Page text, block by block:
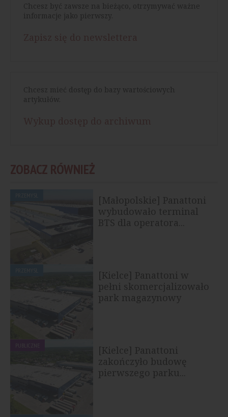
Chcesz być zawsze na bieżąco, otrzymywać ważne
informacje jako pierwszy.
Chcesz mieć dostęp do bazy wartościowych
artykułów.
ZOBACZ RÓWNIEŻ
[Małopolskie] Panattoni
wybudowało terminal
BTS dla operatora...
[Kielce] Panattoni w
pełni skomercjalizowało
park magazynowy
PUBLICZNE
[Kielce] Panattoni
zakończyło budowę
pierwszego parku...